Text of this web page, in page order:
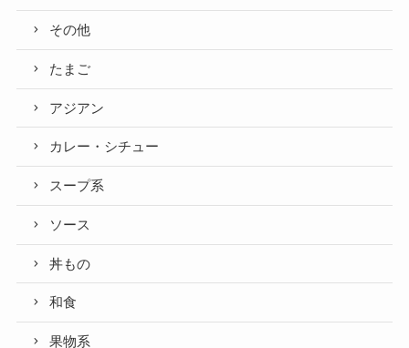
その他
たまご
アジアン
カレー・シチュー
スープ系
ソース
丼もの
和食
果物系